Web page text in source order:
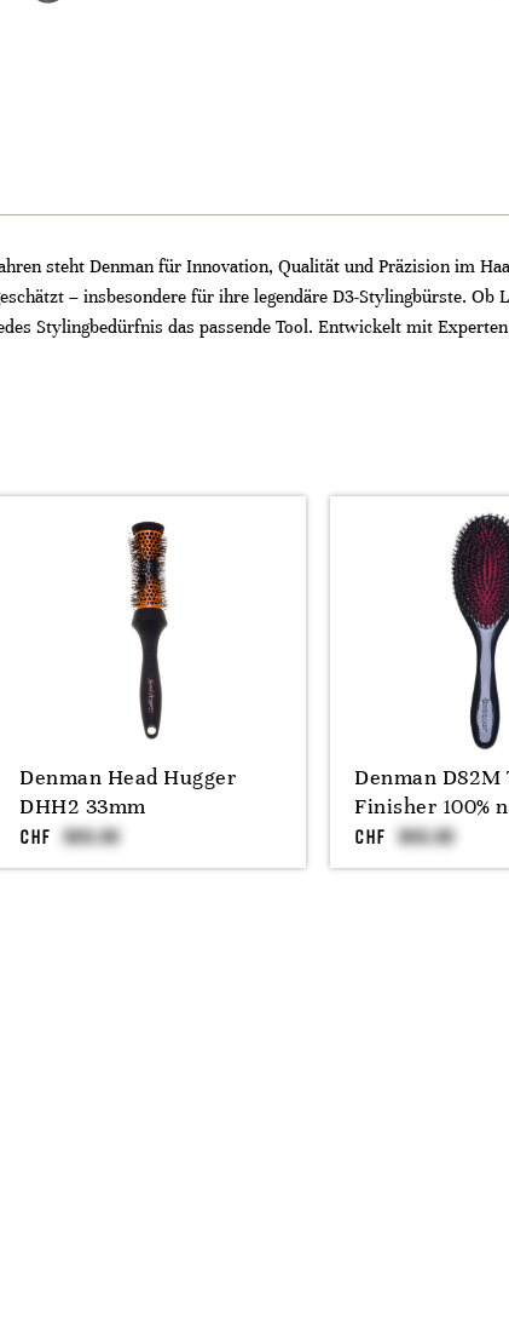
steht Denman für Innovation, Qualität und Präzision im
– insbesondere für ihre legendäre D3-Stylingbürste.
Stylingbedürfnis das passende Tool. Entwickelt mit
Denman Head Hugger
DHH2 33mm
CHF
Denman D82M
Finisher 100%
CHF